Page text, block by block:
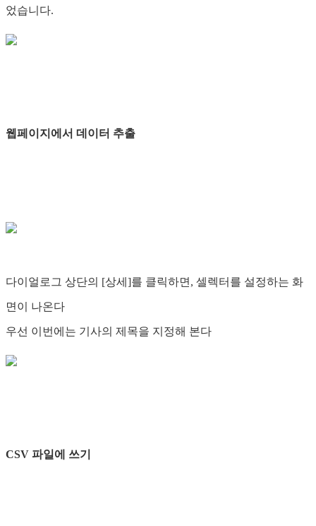
었습니다.
웹페이지에서 데이터 추출
다이얼로그 상단의 [상세]를 클릭하면, 셀렉터를 설정하는 화
면이 나온다
우선 이번에는 기사의 제목을 지정해 본다
CSV 파일에 쓰기